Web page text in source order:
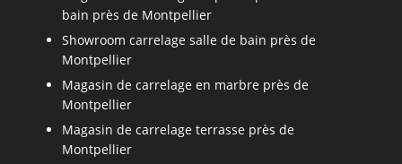
bain près de Montpellier
Showroom carrelage salle de bain près de
Montpellier
Magasin de carrelage en marbre près de
Montpellier
Magasin de carrelage terrasse près de
Montpellier